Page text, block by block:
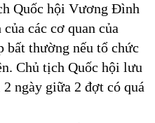
Quốc hội Vương Đình
các cơ quan của
bất thường nếu tổ chức
Chủ tịch Quốc hội lưu
ngày giữa 2 đợt có quá